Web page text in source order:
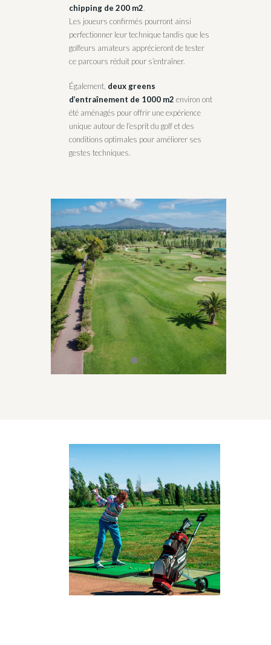
chipping de 200 m2.
Les joueurs confirmés pourront ainsi
perfectionner leur technique tandis que les
golfeurs amateurs apprécieront de tester
ce parcours réduit pour s’entraîner.
Également, deux greens
d’entraînement de 1000 m2 environ ont
été aménagés pour offrir une expérience
unique autour de l’esprit du golf et des
conditions optimales pour améliorer ses
gestes techniques.